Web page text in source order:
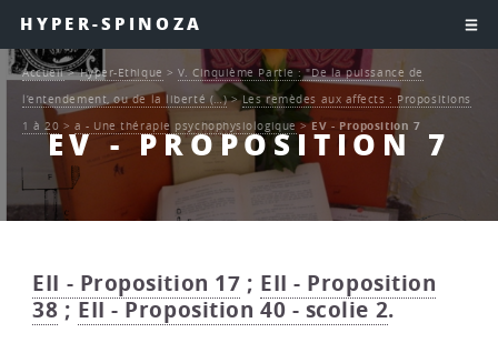
HYPER-SPINOZA
EV - PROPOSITION 7
Accueil>Hyper-Ethique >V. Cinquième Partie : "De la puissance de
l’entendement, ou de la liberté (…)>Les remèdes aux affects : Propositions
1 à 20 > a - Une thérapie psychophysiologique>EV - Proposition 7
EII - Proposition 17 ; EII - Proposition
38 ; EII - Proposition 40 - scolie 2.